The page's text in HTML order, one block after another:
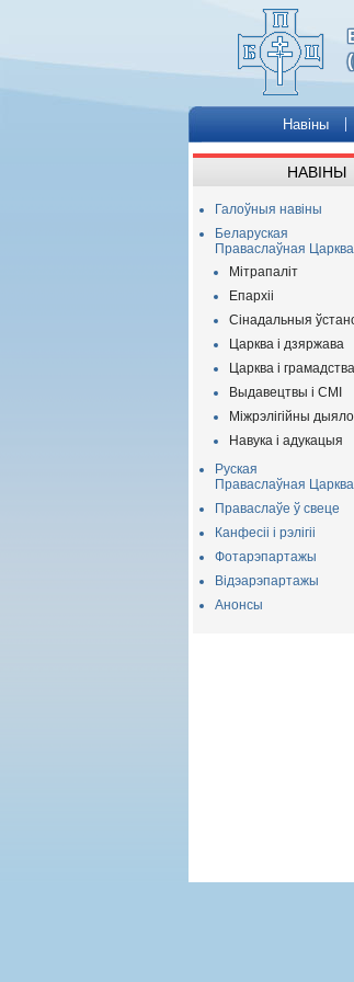
Навіны
НАВІНЫ
Галоўныя навіны
Беларуская
Праваслаўная Царква
Мітрапаліт
Епархіі
Сінадальныя
Царква і дзяржава
Царква і грамадства
Выдавецтвы і СМІ
Міжрэлігійны
Навука і адукацыя
Руская
Праваслаўная Царква
Праваслаўе ў свеце
Канфесіі і рэлігіі
Фотарэпартажы
Відэарэпартажы
Анонсы